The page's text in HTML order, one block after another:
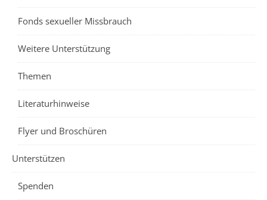
Fonds sexueller Missbrauch
Weitere Unterstützung
Themen
Literaturhinweise
Flyer und Broschüren
Unterstützen
Spenden